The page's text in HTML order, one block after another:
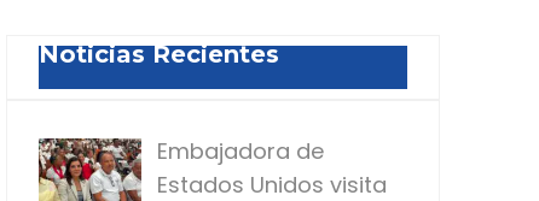
Noticias Recientes
Embajadora de
Estados Unidos visita